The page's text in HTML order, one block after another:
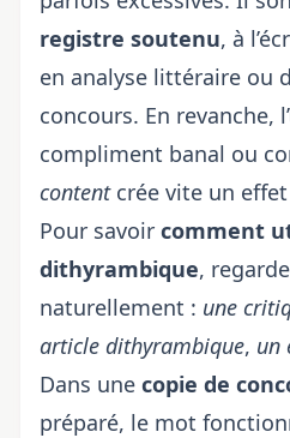
registre soutenu, à
en analyse littéraire ou
concours. En revanche,
compliment banal ou
contentcrée vite un
Pour savoir comment
dithyrambique,
naturellement : une
article dithyrambique, un
Dans une copie de
préparé, le mot